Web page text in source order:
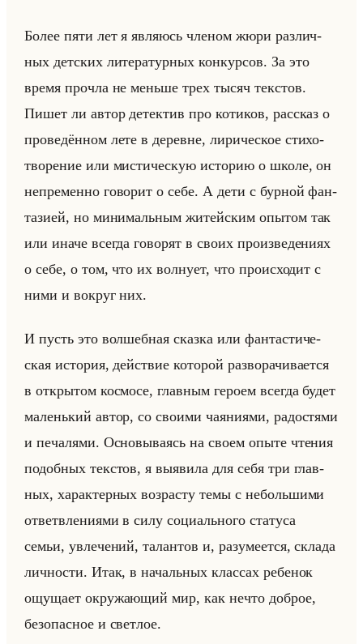
Более пяти лет я яв­ля­юсь чле­ном жюри раз­лич­
ных дет­ских ли­те­ра­тур­ных кон­кур­сов. За это
время про­чла не меньше трех тысяч тек­стов.
Пишет ли автор де­тек­тив про ко­ти­ков, рас­сказ о
про­ве­дён­ном лете в де­ревне, ли­ри­че­ское сти­хо­
тво­ре­ние или ми­сти­че­скую ис­то­рию о школе, он
непре­мен­но го­во­рит о себе. А дети с бур­ной фан­
та­зи­ей, но ми­ни­мальным жи­тейским опы­том так
или иначе все­гда го­во­рят в своих про­из­ве­де­ни­ях
о себе, о том, что их вол­ну­ет, что про­ис­хо­дит с
ними и во­круг них.
И пусть это вол­шеб­ная сказ­ка или фан­та­сти­че­
ская ис­то­рия, действие ко­то­рой раз­во­ра­чи­ва­ет­ся
в от­кры­том кос­мо­се, глав­ным ге­ро­ем все­гда будет
ма­ленький автор, со сво­ими ча­яни­ями, ра­до­стя­ми
и пе­ча­ля­ми. Ос­но­вы­ва­ясь на своем опыте чте­ния
по­доб­ных тек­стов, я вы­яви­ла для себя три глав­
ных, ха­рак­тер­ных воз­рас­ту темы с небольши­ми
от­ветв­ле­ни­ями в силу со­ци­ально­го ста­ту­са
семьи, увле­че­ний, та­лан­тов и, ра­зу­ме­ет­ся, скла­да
лич­но­сти. Итак, в на­чальных клас­сах ре­бе­нок
ощу­ща­ет окру­жа­ющий мир, как нечто доб­рое,
без­опас­ное и свет­лое.